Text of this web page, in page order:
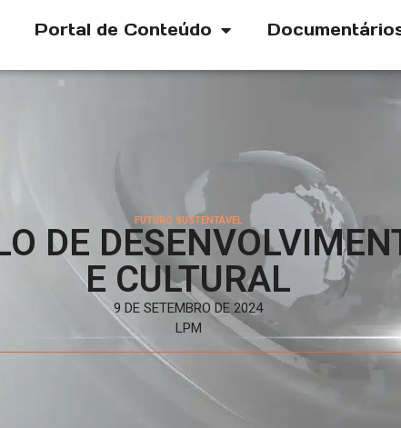
Portal de Conteúdo
FUTURO SUSTENTÁVEL
DE
E CULTURAL
9 DE SETEMBRO DE 2024
LPM